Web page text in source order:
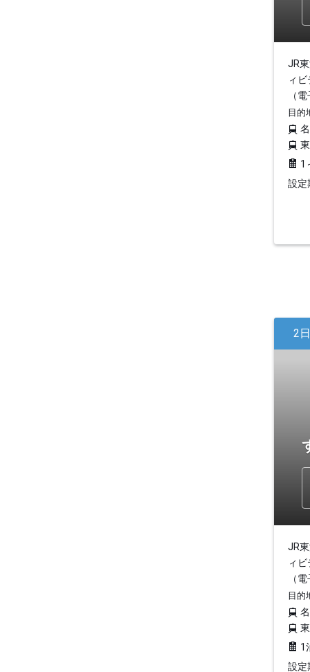
JR
ィ
（
目的
1
設
2
JR
ィ
（
目的
1
設